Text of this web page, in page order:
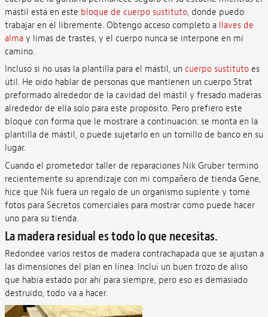
mástil está en este bloque de cuerpo sustituto, donde puedo
trabajar en él libremente. Obtengo acceso completo a llaves de
alma y limas de trastes, y el cuerpo nunca se interpone en mi
camino.
Incluso si no usas la plantilla para el mástil, un cuerpo sustitutoes
útil. He oído hablar de personas que mantienen un cuerpo Strat
preformado alrededor de la cavidad del mástil y fresado maderas
alrededor de ella solo para este propósito. Pero prefiero este
bloque con forma que le mostraré a continuación: se monta en la
plantilla de mástil, o puede sujetarlo en un tornillo de banco en su
lugar.
Cuando el prometedor taller de reparaciones Nik Gruber terminó
recientemente su aprendizaje con mi compañero de tienda Gene,
hice que Nik fuera un regalo de un organismo suplente y tomé
fotos para Secretos comerciales para mostrar cómo puede hacer
uno para su tienda.
La madera residual es todo lo que necesitas.
Redondeé varios restos de madera contrachapada que se ajustan a
las dimensiones del plan en línea. Incluí un buen trozo de aliso
que había estado por ahí para siempre, pero eso es demasiado
destruido, todo va a hacer.